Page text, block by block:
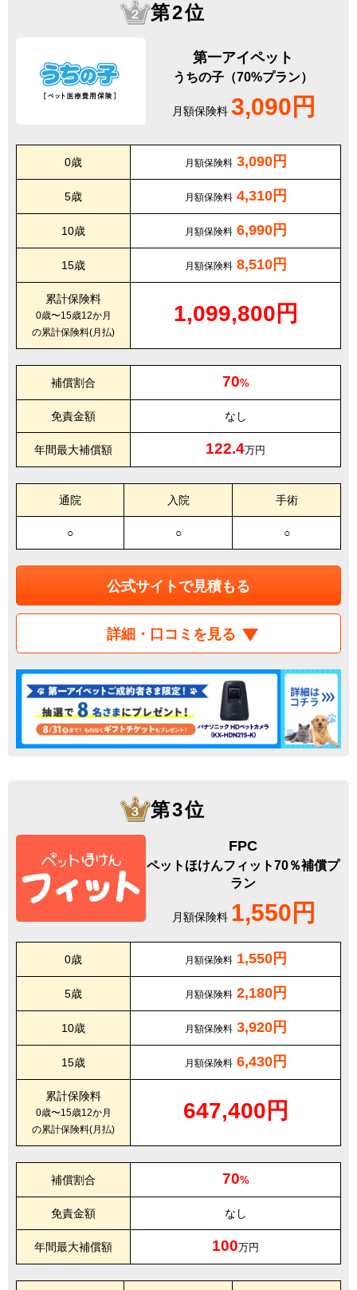
第2位
第一アイペット
うちの子（70%プラン）
月額保険料 3,090円
0歳 月額保険料 3,090円
5歳 月額保険料 4,310円
10歳 月額保険料 6,990円
15歳 月額保険料 8,510円
累計保険料
0歳〜15歳12か月
の累計保険料(月払)
1,099,800円
補償割合 70%
免責金額 なし
年間最大補償額 122.4万円
通院 入院 手術
○ ○ ○
公式サイトで見積もる
詳細・口コミを見る
第3位
FPC
ペットほけんフィット70％補償プ
ラン
月額保険料 1,550円
0歳 月額保険料 1,550円
5歳 月額保険料 2,180円
10歳 月額保険料 3,920円
15歳 月額保険料 6,430円
累計保険料
0歳〜15歳12か月
の累計保険料(月払)
647,400円
補償割合 70%
免責金額 なし
年間最大補償額 100万円